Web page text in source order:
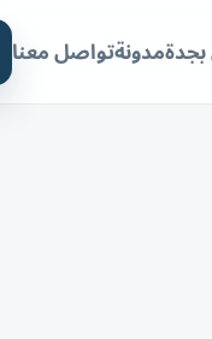
مدونةتواصل معنا